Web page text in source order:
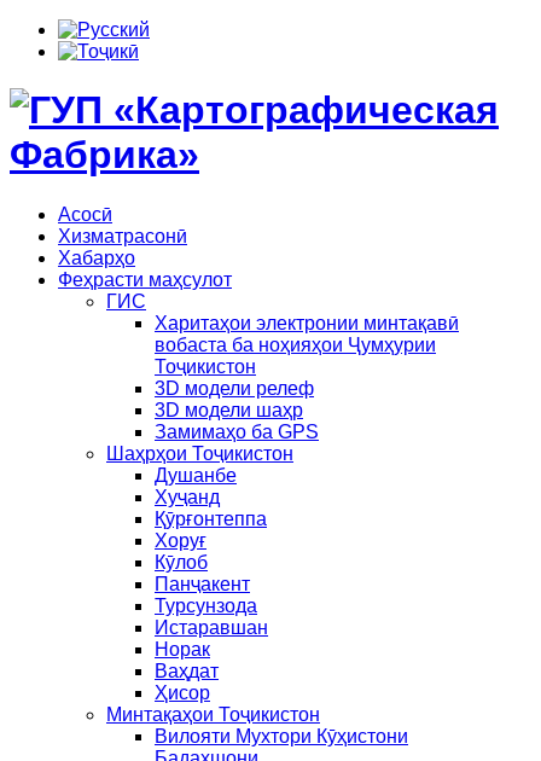
Асосӣ
Хизматрасонӣ
Хабарҳо
Феҳрасти маҳсулот
ГИС
Харитаҳои электронии минтақавӣ
вобаста ба ноҳияҳои Ҷумҳурии
Тоҷикистон
3D модели релеф
3D модели шаҳр
Замимаҳо ба GPS
Шаҳрҳои Тоҷикистон
Душанбе
Хуҷанд
Қӯрғонтеппа
Хоруғ
Кӯлоб
Панҷакент
Турсунзода
Истаравшан
Норак
Ваҳдат
Ҳисор
Минтақаҳои Тоҷикистон
Вилояти Мухтори Кӯҳистони